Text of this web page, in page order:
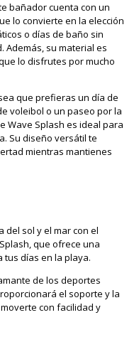
bañador cuenta con un
lo convierte en la elección
o días de baño sin
Además, su material es
lo disfrutes por mucho
que prefieras un día de
voleibol o un paseo por la
Wave Splash es ideal para
Su diseño versátil te
mientras mantienes
del sol y el mar con el
que ofrece una
tus días en la playa.
de los deportes
el soporte y la
con facilidad y